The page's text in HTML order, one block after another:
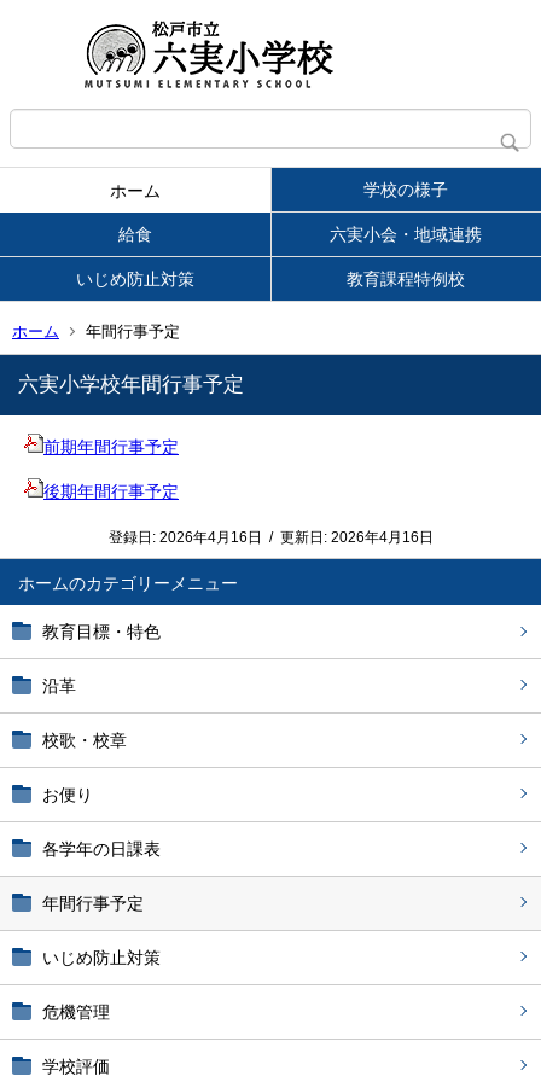
ホーム 学校の様子
給食 六実小会・地域連携
いじめ防止対策 教育課程特例校
ホーム 年間行事予定
ホーム
教育目標・特色
沿革
校歌・校章
お便り
各学年の日課表
年間行事予定
いじめ防止対策
危機管理
学校評価
六実小学校年間行事予定
前期年間行事予定
後期年間行事予定
登録日: 2026年4月16日 / 更新日: 2026年4月16日